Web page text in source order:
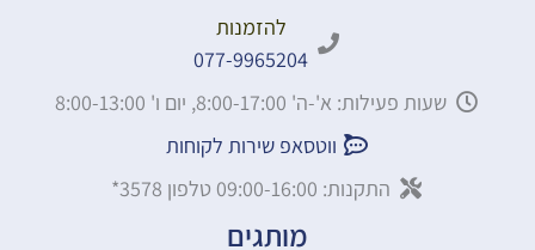
להזמנות
077-9965204
שעות פעילות: א'-ה' 8:00-17:00, יום ו' 8:00-13:00
ווטסאפ שירות לקוחות
התקנות: 09:00-16:00 טלפון 3578*
מותגים